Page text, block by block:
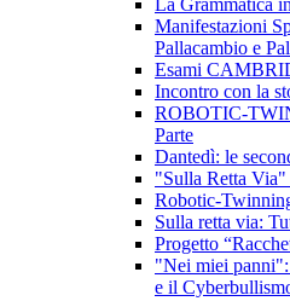
La Grammatica
Manifestazioni
Pallacambio e
Esami
Incontro con la
ROBOTIC-
Parte
Dantedì: le
"Sulla Retta Via"
Robotic-
Sulla retta via:
Progetto
"Nei miei panni":
e il